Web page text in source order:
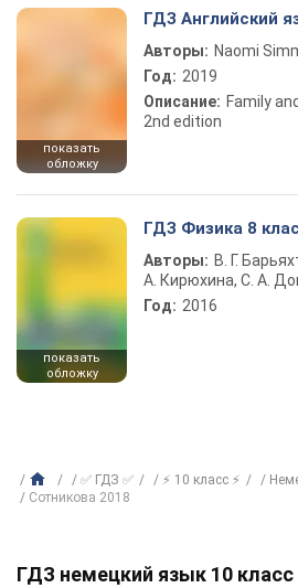
показать
обложку
ГДЗ Английский
Авторы: Naomi
Год: 2019
Описание: Family
2nd edition
показать
обложку
ГДЗ Физика 8
Авторы: В. Г.
А. Кирюхина, С. А.
Год: 2016
✅ ГДЗ ✅ ⚡ 10 класс ⚡
Сотникова 2018
ГДЗ немецкий язык 10